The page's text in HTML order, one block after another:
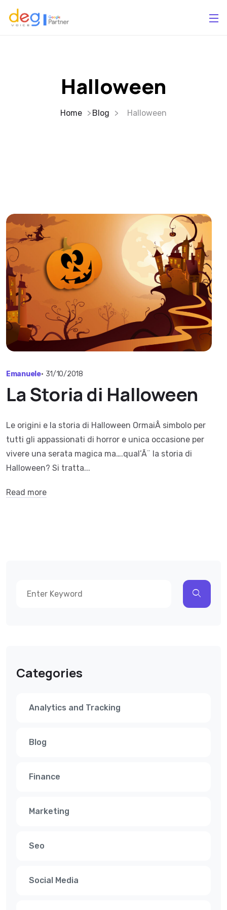
Halloween
Home Blog Halloween
Emanuele• 31/10/2018
La Storia di Halloween
Le origini e la storia di Halloween OrmaiÂ simbolo per
tutti gli appassionati di horror e unica occasione per
vivere una serata magica ma….qual’Ã¨ la storia di
Halloween? Si tratta...
Read more
Categories
Analytics and Tracking
Blog
Finance
Marketing
Seo
Social Media